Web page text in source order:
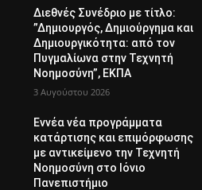
Διεθνές Συνέδριο με τίτλο:
”Δημιουργός, Δημιούργημα και
Δημιουργικότητα: από τον
Πυγμαλίωνα στην Τεχνητή
Νοημοσύνη”, ΕΚΠΑ
3 Αυγούστου 2026
Εννέα νέα προγράμματα
κατάρτισης και επιμόρφωσης
με αντικείμενο την Τεχνητή
Νοημοσύνη στο Ιόνιο
Πανεπιστήμιο